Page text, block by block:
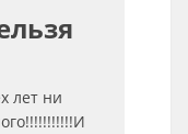
лет ни